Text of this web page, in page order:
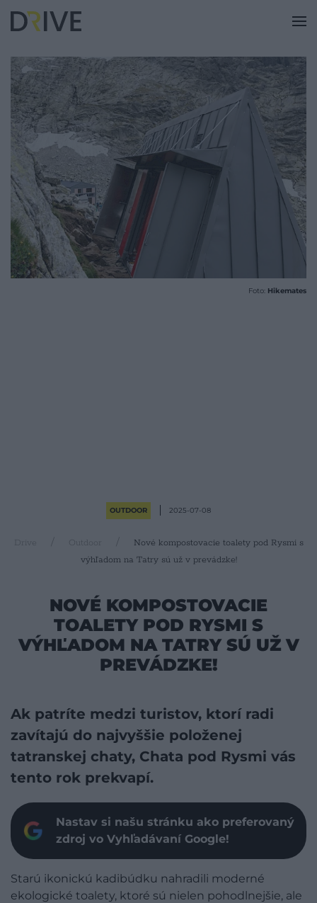
Foto: Hikemates
OUTDOOR 2025-07-08
Drive Outdoor
Nové kompostovacie toalety pod Rysmi s
výhľadom na Tatry sú už v prevádzke!
NOVÉ KOMPOSTOVACIE
TOALETY POD RYSMI S
VÝHĽADOM NA TATRY SÚ UŽ V
PREVÁDZKE!
Ak patríte medzi turistov, ktorí radi
zavítajú do najvyššie položenej
tatranskej chaty, Chata pod Rysmi vás
tento rok prekvapí.
Nastav si našu stránku ako preferovaný
zdroj vo Vyhľadávaní Google!
Starú ikonickú kadibúdku nahradili moderné
ekologické toalety, ktoré sú nielen pohodlnejšie, ale